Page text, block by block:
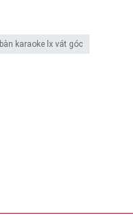
bàn karaoke lx vát góc